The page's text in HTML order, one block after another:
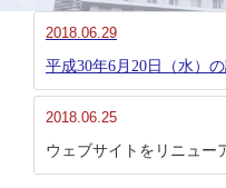
2018.06.29
平成30年6月20日（水）
2018.06.25
ウェブサイトをリニュー